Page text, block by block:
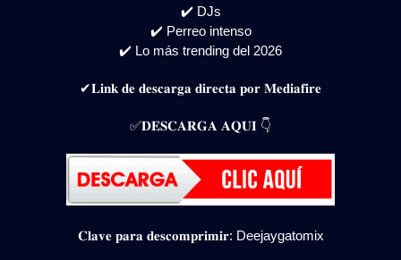
✔️ DJs
✔️ Perreo intenso
✔️ Lo más trending del 2026
✔𝐋𝐢𝐧𝐤 𝐝𝐞 𝐝𝐞𝐬𝐜𝐚𝐫𝐠𝐚 𝐝𝐢𝐫𝐞𝐜𝐭𝐚 𝐩𝐨𝐫 𝐌𝐞𝐝𝐢𝐚𝐟𝐢𝐫𝐞
✅𝐃𝐄𝐒𝐂𝐀𝐑𝐆𝐀 𝐀𝐐𝐔𝐈 👇
𝐂𝐥𝐚𝐯𝐞 𝐩𝐚𝐫𝐚 𝐝𝐞𝐬𝐜𝐨𝐦𝐩𝐫𝐢𝐦𝐢𝐫: Deejaygatomix